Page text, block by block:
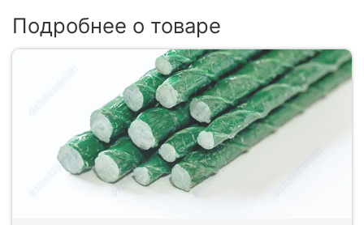
Подробнее о товаре